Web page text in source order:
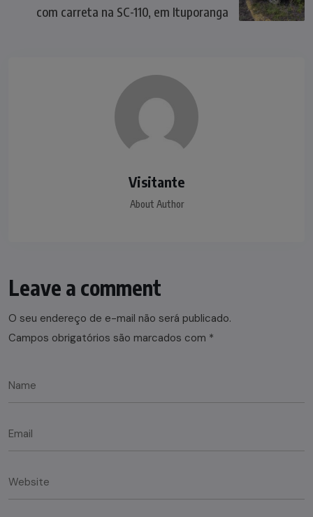
com carreta na SC-110, em Ituporanga
Visitante
About Author
Leave a comment
O seu endereço de e-mail não será publicado.
Campos obrigatórios são marcados com *